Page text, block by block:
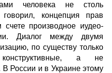
человека не столь
концепция прав
счете производное иудео-
Диалог между двумя
по существу только
а не
России и в Украине этому